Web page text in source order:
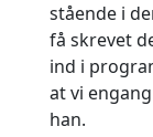
stående i
få skrevet
ind i
at vi
han.